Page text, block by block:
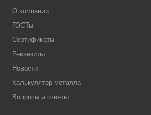
О компании
ГОСТы
Сертификаты
Реквизиты
Новости
Калькулятор металла
Вопросы и ответы